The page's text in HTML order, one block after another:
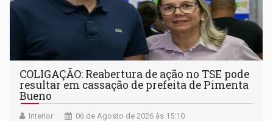
COLIGAÇÃO: Reabertura de ação no TSE pode
resultar em cassação de prefeita de Pimenta
Bueno
Interior 06 de Agosto de 2026 às 15:10